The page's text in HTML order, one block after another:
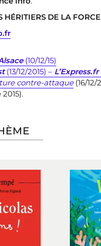
HÉRITIERS DE LA FORCE
(10/12/15)
(13/12/2015) – L’Express.fr
contre-attaque(16/12/